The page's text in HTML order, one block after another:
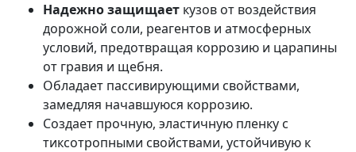
Надежно защищает кузов от воздействия
дорожной соли, реагентов и атмосферных
условий, предотвращая коррозию и царапины
от гравия и щебня.
Обладает пассивирующими свойствами,
замедляя начавшуюся коррозию.
Создает прочную, эластичную пленку с
тиксотропными свойствами, устойчивую к